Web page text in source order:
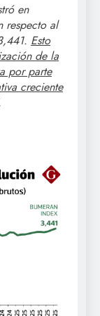
en
respecto al
Esto
de la
por parte
creciente